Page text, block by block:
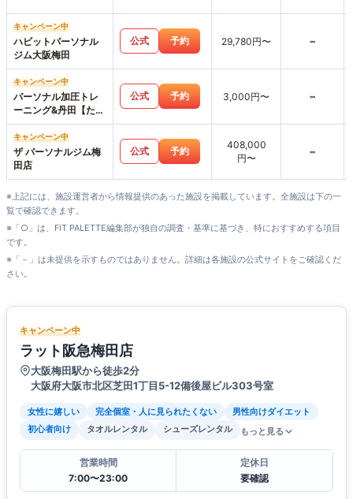
キャンペーン中
ハビットパーソナル
ジム大阪梅田
公式 予約 29,780円〜 -
キャンペーン中
パーソナル加圧トレ
ーニング&丹田【たん
でん】波動整体スタ
ジオHearts227-ハー
ツニニナナ-
公式 予約 3,000円〜 -
キャンペーン中
ザ パーソナルジム梅
田店
公式 予約
408,000
円〜
-
※上記には、施設運営者から情報提供のあった施設を掲載しています。全施設は下の一
覧で確認できます。
※「○」は、FIT PALETTE編集部が独自の調査・基準に基づき、特におすすめする項目
です。
※「－」は未提供を示すものではありません。詳細は各施設の公式サイトをご確認くだ
さい。
キャンペーン中
ラット阪急梅田店
大阪梅田駅から徒歩2分
大阪府大阪市北区芝田1丁目5-12備後屋ビル303号室
女性に嬉しい 完全個室・人に見られたくない
男性向けダイエット
初心者向け
タオルレンタル シューズレンタル もっと見る
営業時間
7:00〜23:00
定休日
要確認